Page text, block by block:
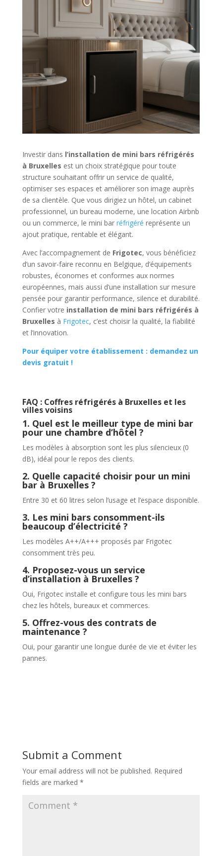
Investir dans l’installation de mini bars réfrigérés
à Bruxelles est un choix stratégique pour toute
structure souhaitant offrir un service de qualité,
optimiser ses espaces et améliorer son image auprès
de sa clientèle. Que vous dirigiez un hôtel, un cabinet
professionnel, un bureau moderne, une location Airbnb
ou un commerce, le mini bar réfrigéré représente un
ajout pratique, rentable et élégant.
Avec l’accompagnement de Frigotec, vous bénéficiez
d’un savoir-faire reconnu en Belgique, d’équipements
robustes, économes et conformes aux normes
européennes, mais aussi d’une installation sur mesure
pensée pour garantir performance, silence et durabilité.
Confier votre installation de mini bars réfrigérés à
Bruxelles à Frigotec, c’est choisir la qualité, la fiabilité
et l’innovation.
Pour équiper votre établissement : demandez un
devis gratuit !
FAQ : Coffres réfrigérés à Bruxelles et les
villes voisins
1. Quel est le meilleur type de mini bar
pour une chambre d’hôtel ?
Les modèles à absorption sont les plus silencieux (0
dB), idéal pour le repos des clients.
2. Quelle capacité choisir pour un mini
bar à Bruxelles ?
Entre 30 et 60 litres selon l’usage et l’espace disponible.
3. Les mini bars consomment-ils
beaucoup d’électricité ?
Les modèles A++/A+++ proposés par Frigotec
consomment très peu.
4. Proposez-vous un service
d’installation à Bruxelles ?
Oui, Frigotec installe et configure tous les mini bars
chez les hôtels, bureaux et commerces.
5. Offrez-vous des contrats de
maintenance ?
Oui, pour garantir une longue durée de vie et éviter les
pannes.
Submit a Comment
Your email address will not be published. Required
fields are marked *